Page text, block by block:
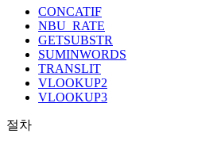
CONCATIF
NBU_RATE
GETSUBSTR
SUMINWORDS
TRANSLIT
VLOOKUP2
VLOOKUP3
절차